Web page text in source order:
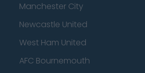
Manchester City
Newcastle United
West Ham United
AFC Bournemouth